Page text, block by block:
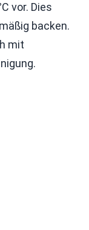
vor. Dies
backen.
mit